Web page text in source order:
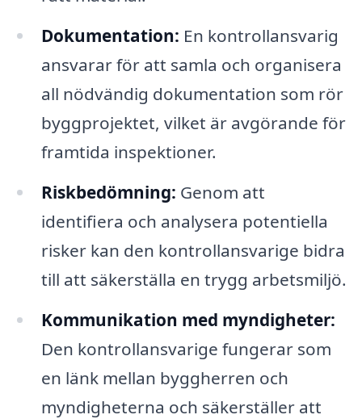
Dokumentation: En kontrollansvarig
ansvarar för att samla och organisera
all nödvändig dokumentation som rör
byggprojektet, vilket är avgörande för
framtida inspektioner.
Riskbedömning: Genom att
identifiera och analysera potentiella
risker kan den kontrollansvarige bidra
till att säkerställa en trygg arbetsmiljö.
Kommunikation med myndigheter:
Den kontrollansvarige fungerar som
en länk mellan byggherren och
myndigheterna och säkerställer att